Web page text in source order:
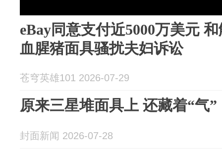
eBay同意支付近5000万美元
血腥猪面具骚扰夫妇诉讼
苍穹英雄101 2026-07-29
原来三星堆面具上 还藏着“气
封面新闻 2026-07-28